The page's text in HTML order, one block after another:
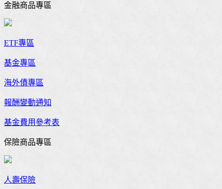
金融商品專區
ETF專區
基金專區
海外債專區
報酬變動通知
基金費用參考表
保險商品專區
人壽保險